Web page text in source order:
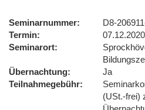
Seminarnummer
D8-
Termin
Seminarort
Übernachtung
Ja
Teilnahmegebühr
(USt.-frei)